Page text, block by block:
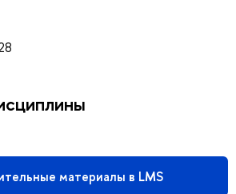
материалы в LMS